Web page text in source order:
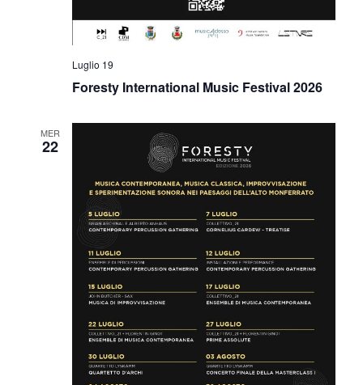
Luglio 19
Foresty International Music Festival 2026
MER
22